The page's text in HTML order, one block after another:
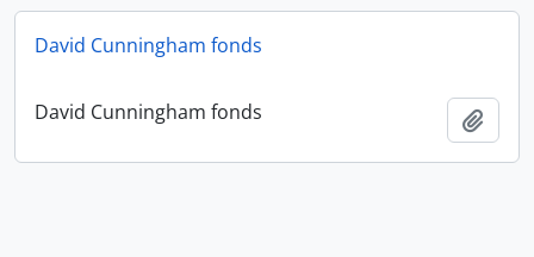
David Cunningham fonds
David Cunningham fonds